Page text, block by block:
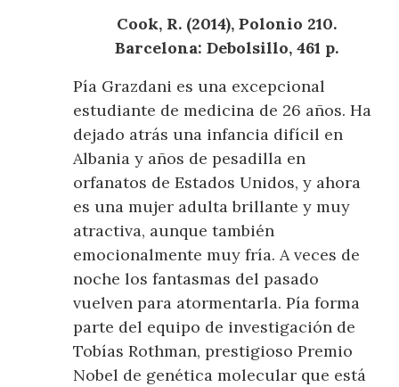
Cook, R. (2014), Polonio 210.
Barcelona: Debolsillo, 461 p.
Pía Grazdani es una excepcional
estudiante de medicina de 26 años. Ha
dejado atrás una infancia difícil en
Albania y años de pesadilla en
orfanatos de Estados Unidos, y ahora
es una mujer adulta brillante y muy
atractiva, aunque también
emocionalmente muy fría. A veces de
noche los fantasmas del pasado
vuelven para atormentarla. Pía forma
parte del equipo de investigación de
Tobías Rothman, prestigioso Premio
Nobel de genética molecular que está